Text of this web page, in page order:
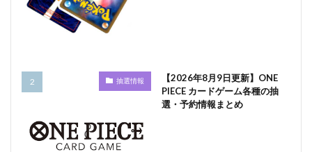
抽選情報
【2026年8月9日更新】ONE
PIECE カードゲーム各種の抽
選・予約情報まとめ